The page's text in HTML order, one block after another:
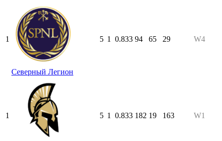
1
Северный Легион
5 1 0.833 94 65 29 W4
1 5 1 0.833 182 19 163 W1